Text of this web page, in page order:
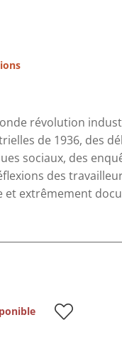
révolution
de 1936, des
sociaux, des
des
et extrêmement